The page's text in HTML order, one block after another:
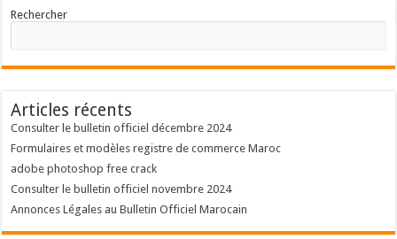
Rechercher
Articles récents
Consulter le bulletin officiel décembre 2024
Formulaires et modèles registre de commerce Maroc
adobe photoshop free crack
Consulter le bulletin officiel novembre 2024
Annonces Légales au Bulletin Officiel Marocain